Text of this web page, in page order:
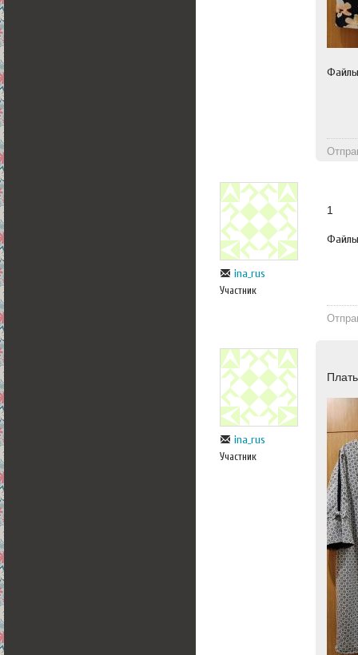
ina_rus
Участник
1
ina_rus
Участник